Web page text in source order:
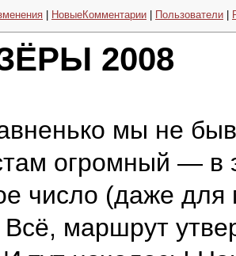
НовыеКомментарии Пользователи
2008
мы не
огромный — в
число (даже
Всё, маршрут